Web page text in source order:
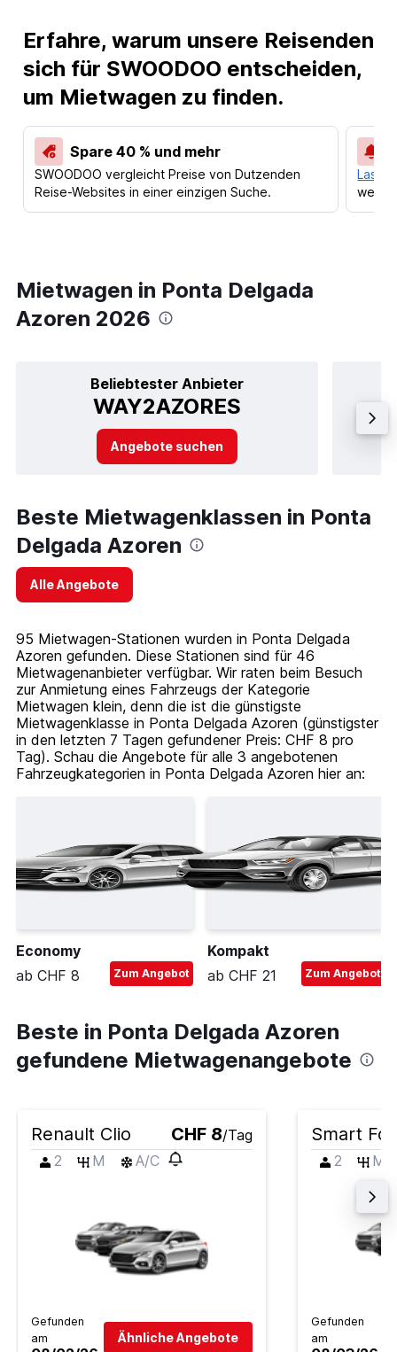
Erfahre, warum unsere Reisenden
sich für SWOODOO entscheiden,
um Mietwagen zu finden.
Spare 40 % und mehr
SWOODOO vergleicht Preise von Dutzenden
Reise-Websites in einer einzigen Suche.
Lass
Mietwagen in Ponta Delgada
Azoren 2026
Beliebtester Anbieter
WAY2AZORES
Angebote suchen
Beste Mietwagenklassen in Ponta
Delgada Azoren
Alle Angebote
95 Mietwagen-Stationen wurden in Ponta Delgada
Azoren gefunden. Diese Stationen sind für 46
Mietwagenanbieter verfügbar. Wir raten beim Besuch
zur Anmietung eines Fahrzeugs der Kategorie
Mietwagen klein, denn die ist die günstigste
Mietwagenklasse in Ponta Delgada Azoren (günstigster
in den letzten 7 Tagen gefundener Preis: CHF 8 pro
Tag). Schau die Angebote für alle 3 angebotenen
Fahrzeugkategorien in Ponta Delgada Azoren hier an:
Economy
ab CHF 8
Zum Angebot
Kompakt
ab CHF 21
Zum Angebot
Beste in Ponta Delgada Azoren
gefundene Mietwagenangebote
Renault Clio CHF 8/Tag
2
M A/C
Gefunden
am
Ähnliche Angebote
Smart
2 M
Gefunden
am